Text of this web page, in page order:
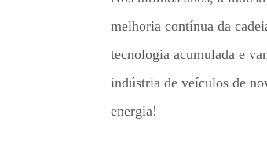
melhoria contínua da
tecnologia acumulada e
indústria de veículos de
energia!